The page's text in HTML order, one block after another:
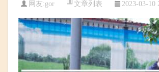
网友:gor 文章列表 2023-03-10